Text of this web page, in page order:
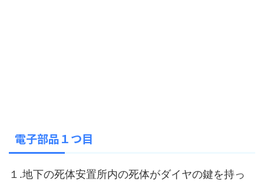
電子部品１つ目
１.地下の死体安置所内の死体がダイヤの鍵を持っ